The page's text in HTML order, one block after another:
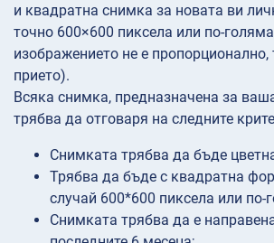
и квадратна снимка за новата ви
точно 600×600 пиксела или по-
изображението не е
прието).
Всяка снимка, предназначена за
трябва да отговаря на следните
Снимката трябва да бъде
Трябва да бъде с квадратна
случай 600*600 пиксела или по-
Снимката трябва да е